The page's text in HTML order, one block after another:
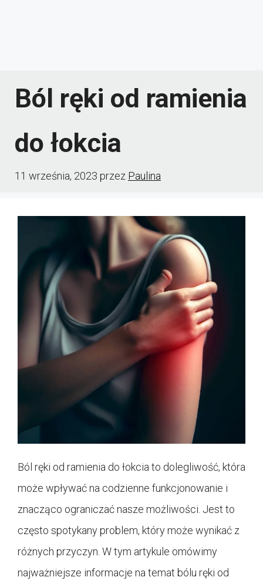
Ból ręki od ramienia
do łokcia
11 września, 2023 przez Paulina
Ból ręki od ramienia do łokcia to dolegliwość, która
może wpływać na codzienne funkcjonowanie i
znacząco ograniczać nasze możliwości. Jest to
często spotykany problem, który może wynikać z
różnych przyczyn. W tym artykule omówimy
najważniejsze informacje na temat bólu ręki od